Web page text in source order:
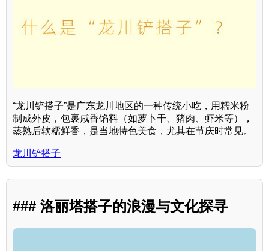
“龙川铲搭子”是广东龙川地区的一种传统小吃，用糯米粉
制成外皮，包裹咸香馅料（如萝卜干、猪肉、虾米等），
蒸熟后软糯鲜香，是当地特色美食，尤其在节庆时常见。
龙川铲搭子
### 洛丽塔搭子的浪漫与文化探寻